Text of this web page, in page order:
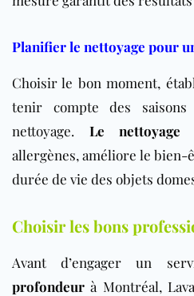
Planifier le nettoyage pour
Choisir le bon moment,
tenir compte des
nettoyage. Le nettoyage
allergènes, améliore le bien-
durée de vie des objets
Choisir les bons
Avant d’engager un
profondeur à Montréal,